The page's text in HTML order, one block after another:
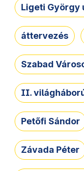
Ligeti György
áttervezés
Szabad
II.
Petőfi Sándor
Závada Péter